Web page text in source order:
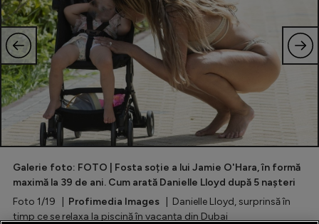
SuperLiga
Liga 2
Cupa României
Echipa Națională
U21
Fotbal feminin
Special
Galerie foto: FOTO | Fosta soție a lui Jamie O'Hara, în formă
maximă la 39 de ani. Cum arată Danielle Lloyd după 5 nașteri
Foto 1/19 | Profimedia Images | Danielle Lloyd, surprinsă în
timp ce se relaxa la piscină în vacanța din Dubai